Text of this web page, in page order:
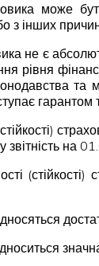
може
з інших
не є
рівня
гарантом
на